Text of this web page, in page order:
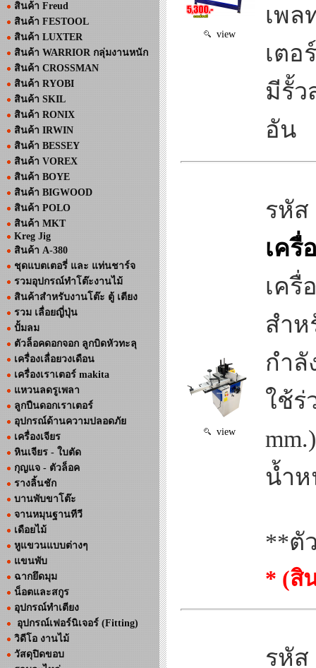
สินค้า Freud
สินค้า FESTOOL
สินค้า LUXTER
สินค้า WARRIOR กลุ่มงานหนัก
สินค้า CROSSMAN
สินค้า RYOBI
สินค้า SKIL
สินค้า RONIX
สินค้า IRWIN
สินค้า BESSEY
สินค้า VOREX
สินค้า BOYE
สินค้า BIGWOOD
สินค้า POLO
สินค้า MKT
Kreg Jig
สินค้า A-380
ชุดแบตเตอรี่ และ แท่นชาร์จ
รวมอุปกรณ์ทำโต๊ะงานไม้
สินค้าสำหรับงานโต๊ะ ตู้ เตียง
รวม เลื่อยญี่ปุ่น
ปั้มลม
ตัวล็อคดอกจอก ลูกบิดหัวทะลุ
เครื่องเลื่อยวงเดือน
เครื่องเราเตอร์ makita
แหวนลดรูเพลา
ลูกปืนดอกเราเตอร์
อุปกรณ์ด้านความปลอดภัย
เครื่องเจียร
หินเจียร - ใบตัด
กุญแจ - ตัวล็อค
รางลิ้นชัก
บานพับขาโต๊ะ
จานหมุนฐานทีวี
เดือยไม้
หูแขวนแบบต่างๆ
แขนพับ
ฉากยึดมุม
น็อตและสกูร
อุปกรณ์ทำเตียง
อุปกรณ์เฟอร์นิเจอร์ (Fitting)
วิดีโอ งานไม้
วัสดุปิดขอบ
view
เพล
เตอ
มีรั้ว
อัน
view
รหัส
เครื่
เครื่
สำห
กำลั
ใช้ร่
น้ำห
**ตั
* (สิ
รหัส